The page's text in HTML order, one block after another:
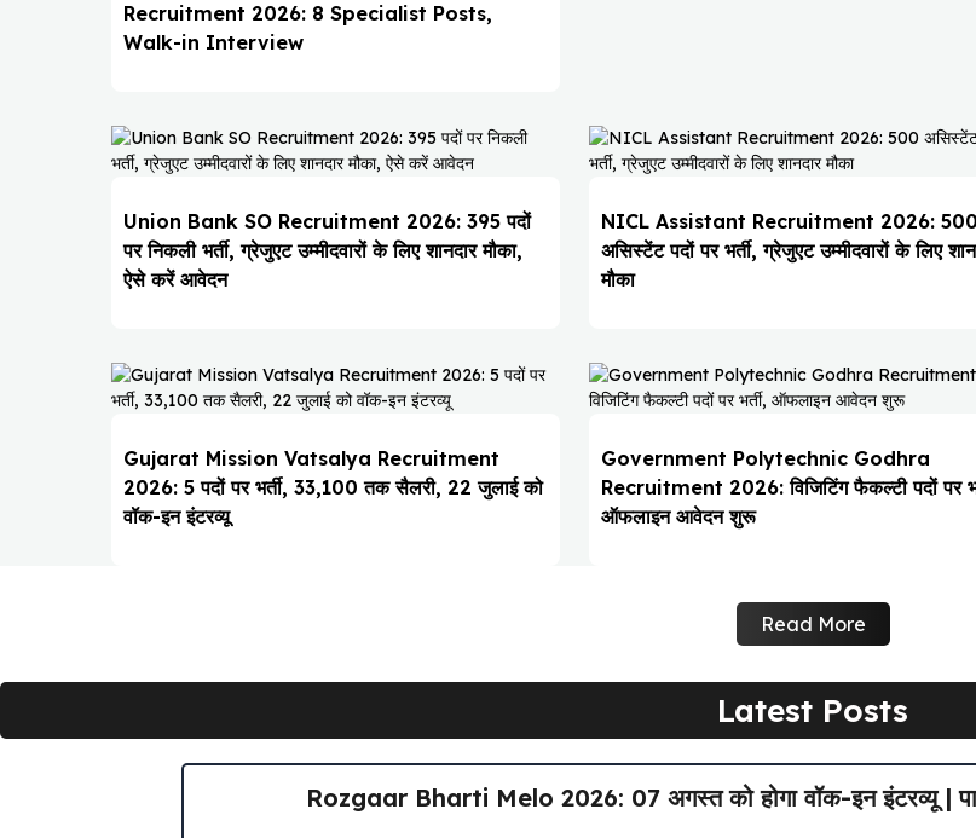
Recruitment 2026: 8 Specialist Posts,
Walk-in Interview
Union Bank SO Recruitment 2026: 395 पदों
पर निकली भर्ती, ग्रेजुएट उम्मीदवारों के लिए शानदार मौका,
ऐसे करें आवेदन
NICL Assistant Recruitment 2026: 500
असिस्टेंट पदों पर भर्ती, ग्रेजुएट उम्मीदवारों के लिए
मौका
Gujarat Mission Vatsalya Recruitment
2026: 5 पदों पर भर्ती, ₹33,100 तक सैलरी, 22 जुलाई को
वॉक-इन इंटरव्यू
Government Polytechnic Godhra
Recruitment 2026: विजिटिंग फैकल्टी पदों पर
ऑफलाइन आवेदन शुरू
Read More
Latest Posts
Rozgaar Bharti Melo 2026: 07 अगस्त को होगा वॉक-इन इंटरव्यू |